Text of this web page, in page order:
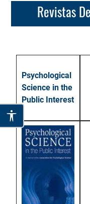
Revistas
Psychological
Science in the
Public Interest